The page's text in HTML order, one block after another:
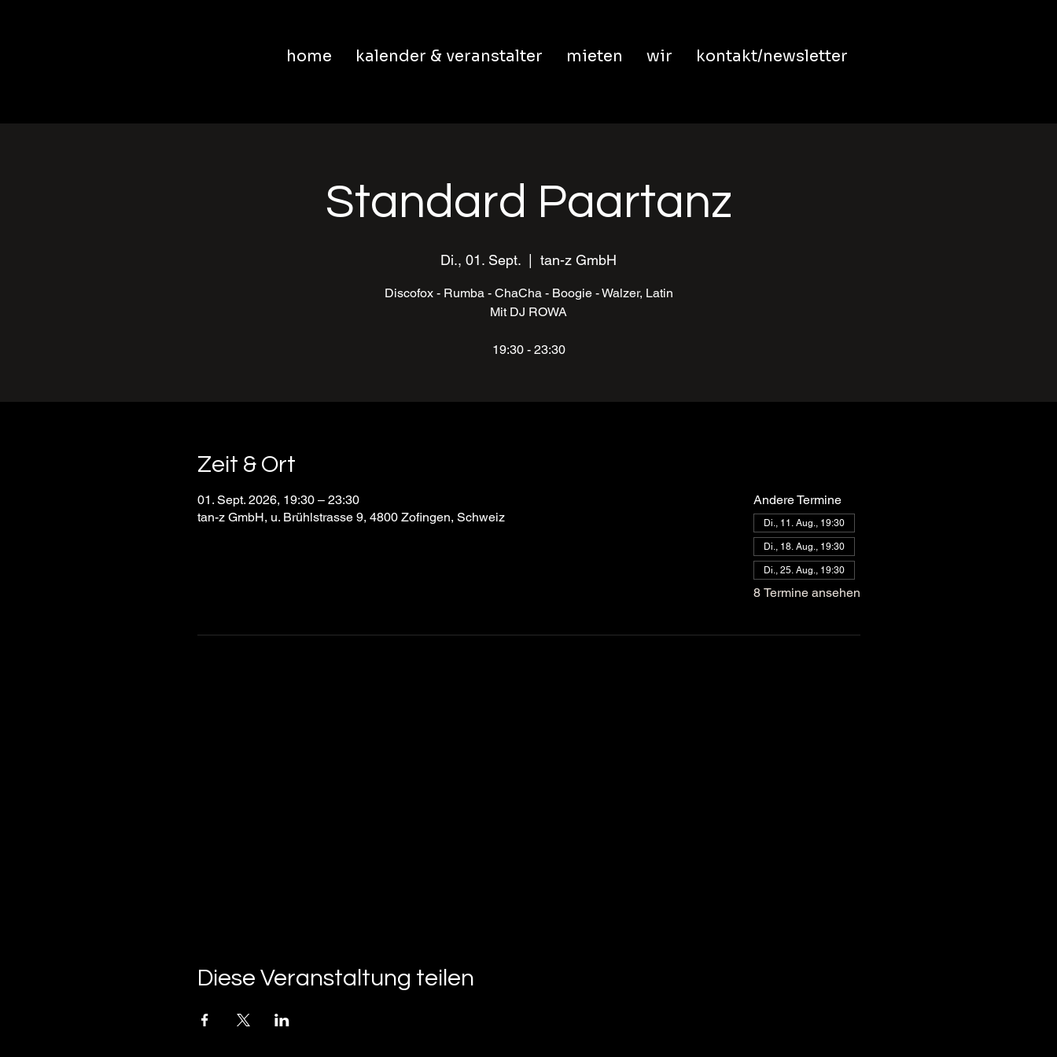
home kalender & veranstalter mieten wir kontakt/newsletter
Standard Paartanz
Di., 01. Sept. tan-z GmbH
Discofox - Rumba - ChaCha - Boogie - Walzer, Latin
Mit DJ ROWA
19:30 - 23:30
Zeit & Ort
01. Sept. 2026, 19:30 – 23:30
tan-z GmbH, u. Brühlstrasse 9, 4800 Zofingen, Schweiz
Andere Termine
Di., 11. Aug., 19:30
Di., 18. Aug., 19:30
Di., 25. Aug., 19:30
8 Termine ansehen
Diese Veranstaltung teilen